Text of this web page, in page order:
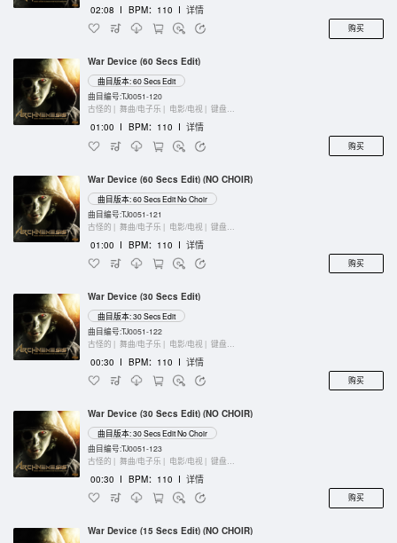
02:08 I BPM：110 I 详情
购买
War Device (60 Secs Edit)
曲目版本: 60 Secs Edit
曲目编号:TJ0051-120
古怪的 | 舞曲/电子乐 | 电影/电视 | 键盘乐器
01:00 I BPM：110 I 详情
购买
War Device (60 Secs Edit) (NO CHOIR)
曲目版本: 60 Secs Edit No Choir
曲目编号:TJ0051-121
古怪的 | 舞曲/电子乐 | 电影/电视 | 键盘乐器
01:00 I BPM：110 I 详情
购买
War Device (30 Secs Edit)
曲目版本: 30 Secs Edit
曲目编号:TJ0051-122
古怪的 | 舞曲/电子乐 | 电影/电视 | 键盘乐器
00:30 I BPM：110 I 详情
购买
War Device (30 Secs Edit) (NO CHOIR)
曲目版本: 30 Secs Edit No Choir
曲目编号:TJ0051-123
古怪的 | 舞曲/电子乐 | 电影/电视 | 键盘乐器
00:30 I BPM：110 I 详情
购买
War Device (15 Secs Edit) (NO CHOIR)